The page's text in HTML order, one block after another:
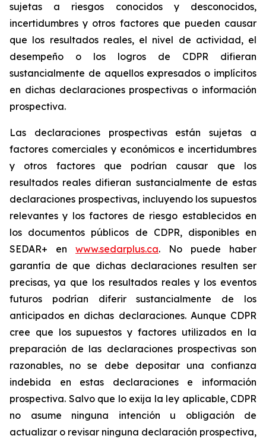
sujetas a riesgos conocidos y desconocidos,
incertidumbres y otros factores que pueden causar
que los resultados reales, el nivel de actividad, el
desempeño o los logros de CDPR difieran
sustancialmente de aquellos expresados o implícitos
en dichas declaraciones prospectivas o información
prospectiva.
Las declaraciones prospectivas están sujetas a
factores comerciales y económicos e incertidumbres
y otros factores que podrían causar que los
resultados reales difieran sustancialmente de estas
declaraciones prospectivas, incluyendo los supuestos
relevantes y los factores de riesgo establecidos en
los documentos públicos de CDPR, disponibles en
SEDAR+ en www.sedarplus.ca. No puede haber
garantía de que dichas declaraciones resulten ser
precisas, ya que los resultados reales y los eventos
futuros podrían diferir sustancialmente de los
anticipados en dichas declaraciones. Aunque CDPR
cree que los supuestos y factores utilizados en la
preparación de las declaraciones prospectivas son
razonables, no se debe depositar una confianza
indebida en estas declaraciones e información
prospectiva. Salvo que lo exija la ley aplicable, CDPR
no asume ninguna intención u obligación de
actualizar o revisar ninguna declaración prospectiva,